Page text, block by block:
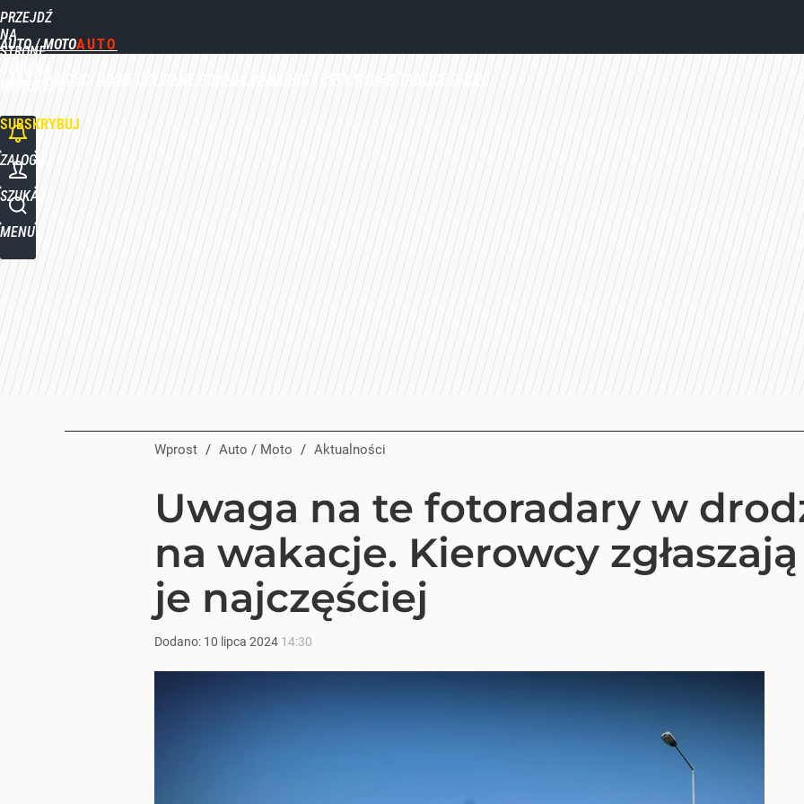
PRZEJDŹ
NA
STRONĘ
GŁÓWNĄ
WPROST.PL
AUTO / MOTO
AKTUALNOŚCI NOWE UŻYWANE PORADY RANKINGI TESTY RYNEK TABLICE QUIZY
SUBSKRYBUJ
ZALOGUJ
SZUKAJ
MENU
Wprost / Auto / Moto / Aktualności
Uwaga na te fotoradary w
na wakacje. Kierowcy zgłaszają
je najczęściej
Dodano: 10 lipca 2024 14:30